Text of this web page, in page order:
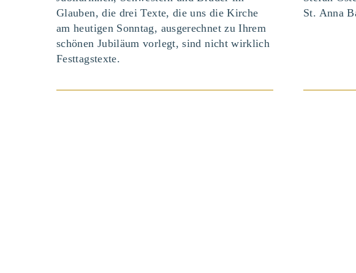
Glauben, die drei Texte, die uns die Kirche
am heutigen Sonntag, ausgerechnet zu Ihrem
schönen Jubiläum vorlegt, sind nicht wirklich
Festtagstexte.
St. Anna